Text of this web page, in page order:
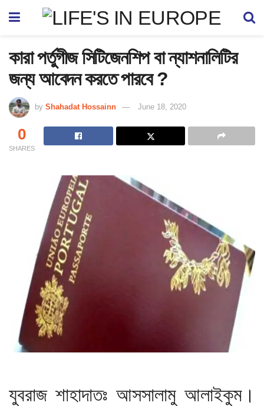
কারা পর্তুগীজ সিটিজেনশিপ বা ন্যাশনালিটির
জন্য আবেদন করতে পারবে ?
by Shahadat Hossainn June 18, 2020
0
SHARES
যুবরাজ শাহাদাতঃ আসসালামু আলাইকুম।